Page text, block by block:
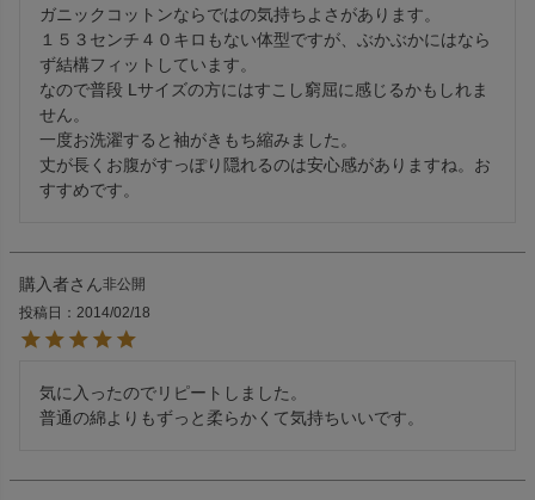
ガニックコットンならではの気持ちよさがあります。
１５３センチ４０キロもない体型ですが、ぶかぶかにはなら
ず結構フィットしています。
なので普段 Lサイズの方にはすこし窮屈に感じるかもしれま
せん。
一度お洗濯すると袖がきもち縮みました。
丈が長くお腹がすっぽり隠れるのは安心感がありますね。お
すすめです。
購入者
非公開
投稿日
2014/02/18
気に入ったのでリピートしました。